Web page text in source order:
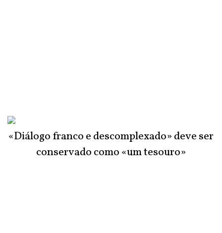
«Diálogo franco e descomplexado» deve ser
conservado como «um tesouro»